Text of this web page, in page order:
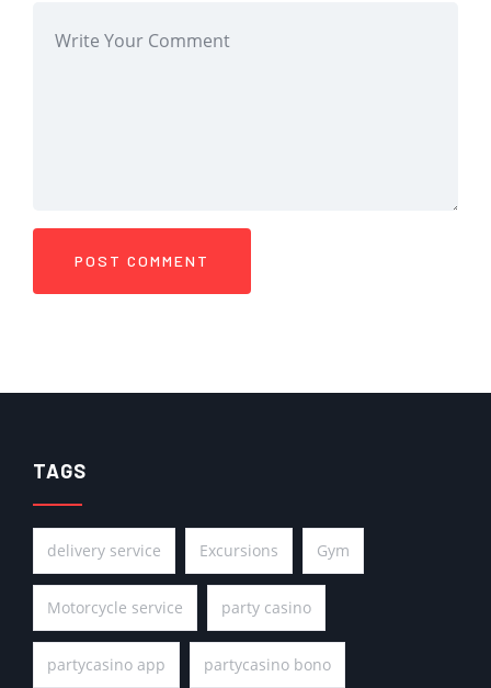
TAGS
delivery service Excursions Gym
Motorcycle service party casino
partycasino app partycasino bono